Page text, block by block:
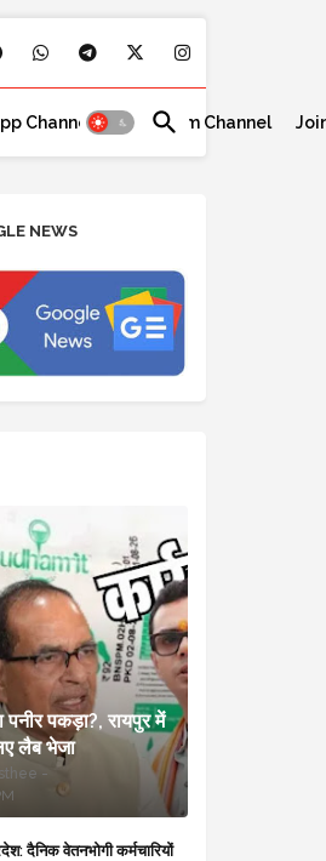
Channel Telegram Channel
NEWS
पकड़ा?, रायपुर में
लैब भेजा
दैनिक वेतनभोगी कर्मचारियों